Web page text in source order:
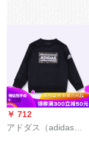
￥ 712
アドダス（adidas）